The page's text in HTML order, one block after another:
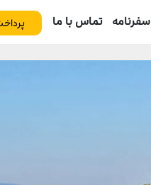
سفرنامه تماس با ما